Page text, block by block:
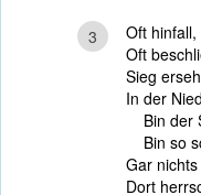
3
Oft
Oft
Sieg
In der
Bin der
Bin so
Gar
Dort